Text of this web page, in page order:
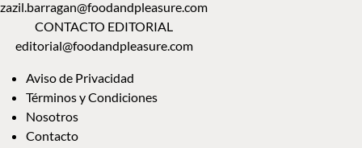
zazil.barragan@foodandpleasure.com
CONTACTO EDITORIAL
editorial@foodandpleasure.com
Aviso de Privacidad
Términos y Condiciones
Nosotros
Contacto